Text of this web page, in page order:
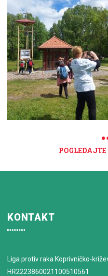
KONTAKT
Liga protiv raka Koprivničko-
HR2223860021100510561